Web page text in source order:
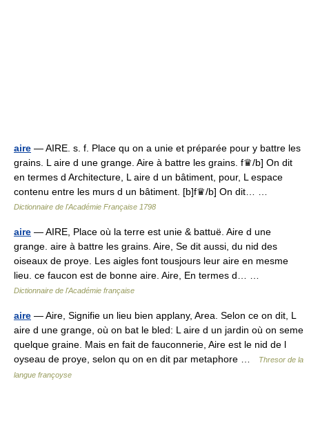
aire — AIRE. s. f. Place qu on a unie et préparée pour y battre les
grains. L aire d une grange. Aire à battre les grains. f♛/b] On dit
en termes d Architecture, L aire d un bâtiment, pour, L espace
contenu entre les murs d un bâtiment. [b]f♛/b] On dit… …
Dictionnaire de l'Académie Française 1798
aire — AIRE, Place où la terre est unie & battuë. Aire d une
grange. aire à battre les grains. Aire, Se dit aussi, du nid des
oiseaux de proye. Les aigles font tousjours leur aire en mesme
lieu. ce faucon est de bonne aire. Aire, En termes d… …
Dictionnaire de l'Académie française
aire — Aire, Signifie un lieu bien applany, Area. Selon ce on dit, L
aire d une grange, où on bat le bled: L aire d un jardin où on seme
quelque graine. Mais en fait de fauconnerie, Aire est le nid de l
oyseau de proye, selon qu on en dit par metaphore …
Thresor de la
langue françoyse